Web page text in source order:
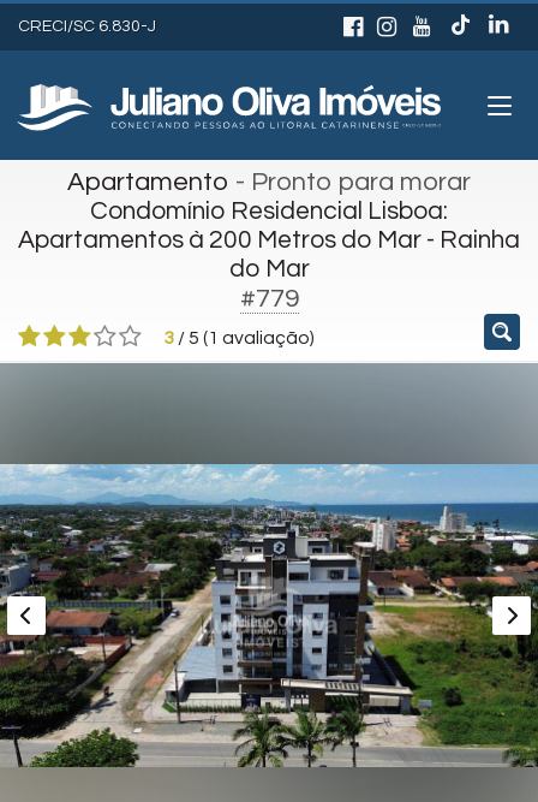
CRECI/SC 6.830-J
Apartamento - Pronto para morar
Condomínio Residencial Lisboa:
Apartamentos à 200 Metros do Mar - Rainha
do Mar
#779
3 /5 (1 avaliação)